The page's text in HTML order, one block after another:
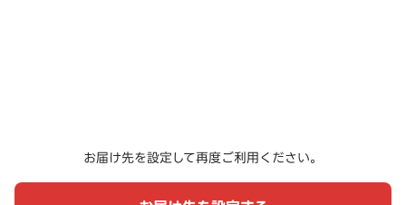
お届け先を設定して再度ご利用ください。